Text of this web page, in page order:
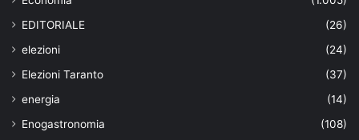
EDITORIALE
(26)
elezioni
(24)
Elezioni Taranto
(37)
energia
(14)
Enogastronomia
(108)